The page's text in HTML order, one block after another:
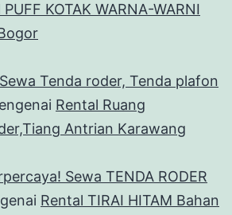
KOTAK WARNA-WARNI
Tenda roder, Tenda plafon
Rental Ruang
Antrian Karawang
Sewa TENDA RODER
Rental TIRAI HITAM Bahan